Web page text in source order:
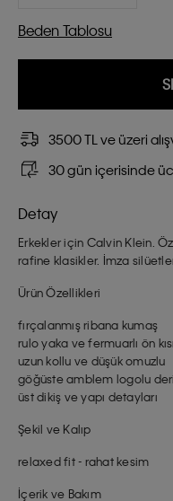
Beden Tablosu
3500 TL ve üzeri
30 gün içerisinde
Detay
Erkekler için Calvin Klein.
rafine klasikler. İmza
Ürün Özellikleri
fırçalanmış ribana kumaş
rulo yaka ve fermuarlı ön
uzun kollu ve düşük omuzlu
göğüste amblem logolu
üst dikiş ve yapı detayları
Şekil ve Kalıp
relaxed fit - rahat kesim
İçerik ve Bakım